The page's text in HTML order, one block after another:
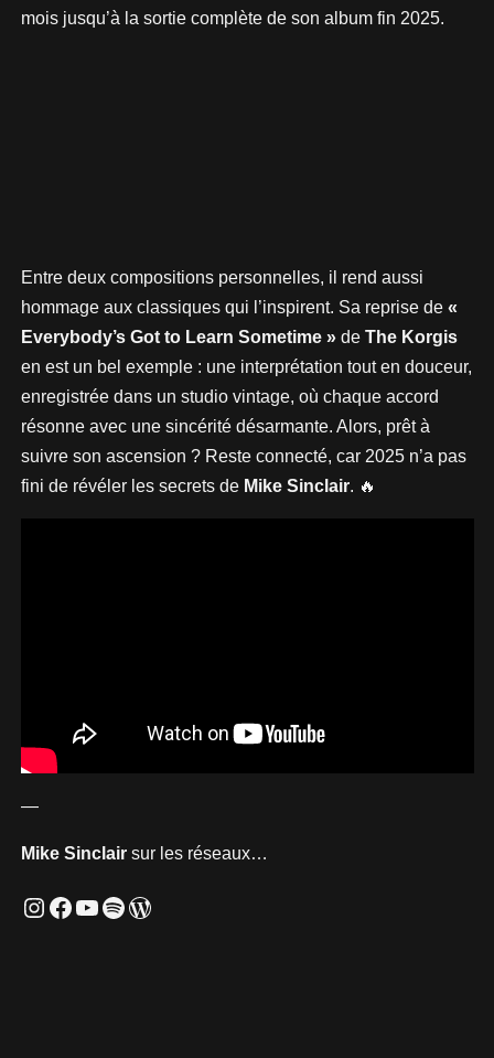
mois jusqu’à la sortie complète de son album fin 2025.
Entre deux compositions personnelles, il rend aussi
hommage aux classiques qui l’inspirent. Sa reprise de «
Everybody’s Got to Learn Sometime »de The Korgis
en est un bel exemple : une interprétation tout en douceur,
enregistrée dans un studio vintage, où chaque accord
résonne avec une sincérité désarmante. Alors, prêt à
suivre son ascension ? Reste connecté, car 2025 n’a pas
fini de révéler les secrets de Mike Sinclair. 🔥
—
Mike Sinclairsur les réseaux…
Instagram
Facebook
YouTube
Spotify
WordPress